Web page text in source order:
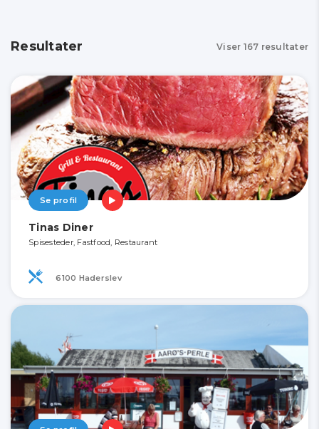
Resultater Viser 167 resultater
Se profil
Tinas Diner
Spisesteder, Fastfood, Restaurant
6100 Haderslev